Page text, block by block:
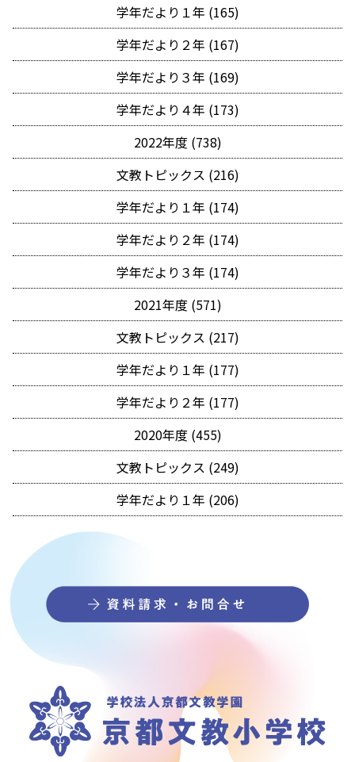
学年だより１年 (165)
学年だより２年 (167)
学年だより３年 (169)
学年だより４年 (173)
2022年度 (738)
文教トピックス (216)
学年だより１年 (174)
学年だより２年 (174)
学年だより３年 (174)
2021年度 (571)
文教トピックス (217)
学年だより１年 (177)
学年だより２年 (177)
2020年度 (455)
文教トピックス (249)
学年だより１年 (206)